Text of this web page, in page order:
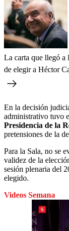
La carta que llegó a
de elegir a Héctor
En la decisión
administrativo tuvo
Presidencia de la
pretensiones de la
Para la Sala, no se
validez de la
sesión plenaria del
elegido.
Videos Semana